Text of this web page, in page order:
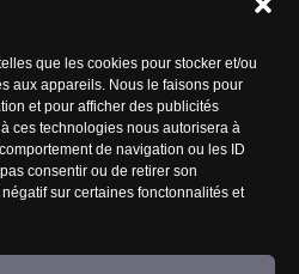
que les cookies pour stocker et/ou
aux appareils. Nous le faisons pour
et pour afficher des publicités
ces technologies nous autorisera à
de navigation ou les ID
consentir ou de retirer son
sur certaines fonctonnalités et